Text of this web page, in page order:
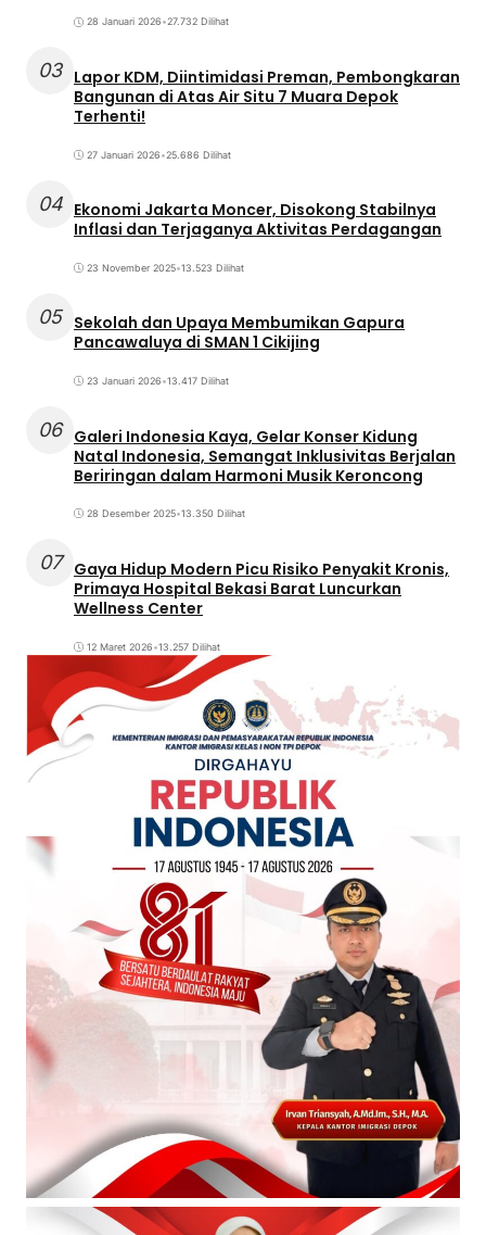
28 Januari 2026•27.732 Dilihat
03 Lapor KDM, Diintimidasi Preman, Pembongkaran
Bangunan di Atas Air Situ 7 Muara Depok
Terhenti!
27 Januari 2026•25.686 Dilihat
04 Ekonomi Jakarta Moncer, Disokong Stabilnya
Inflasi dan Terjaganya Aktivitas Perdagangan
23 November 2025•13.523 Dilihat
05 Sekolah dan Upaya Membumikan Gapura
Pancawaluya di SMAN 1 Cikijing
23 Januari 2026•13.417 Dilihat
06 Galeri Indonesia Kaya, Gelar Konser Kidung
Natal Indonesia, Semangat Inklusivitas Berjalan
Beriringan dalam Harmoni Musik Keroncong
28 Desember 2025•13.350 Dilihat
07
Gaya Hidup Modern Picu Risiko Penyakit Kronis,
Primaya Hospital Bekasi Barat Luncurkan
Wellness Center
12 Maret 2026•13.257 Dilihat